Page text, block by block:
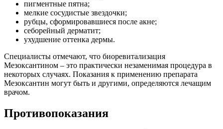
пигментные пятна;
мелкие сосудистые звездочки;
рубцы, сформировавшиеся после акне;
себорейный дерматит;
ухудшение оттенка дермы.
Специалисты отмечают, что биоревитализация
Мезоксантином – это практически незаменимая процедура в
некоторых случаях. Показания к применению препарата
Мезоксантин могут быть и другими, определяются лечащим
врачом.
Противопоказания